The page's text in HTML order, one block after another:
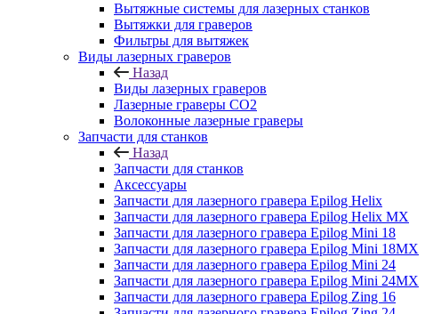
Вытяжные системы для лазерных станков
Вытяжки для граверов
Фильтры для вытяжек
Виды лазерных граверов
Назад
Виды лазерных граверов
Лазерные граверы СО2
Волоконные лазерные граверы
Запчасти для станков
Назад
Запчасти для станков
Аксессуары
Запчасти для лазерного гравера Epilog Helix
Запчасти для лазерного гравера Epilog Helix MX
Запчасти для лазерного гравера Epilog Mini 18
Запчасти для лазерного гравера Epilog Mini 18MX
Запчасти для лазерного гравера Epilog Mini 24
Запчасти для лазерного гравера Epilog Mini 24MX
Запчасти для лазерного гравера Epilog Zing 16